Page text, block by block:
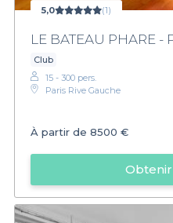
5,0 (1)
LE BATEAU PHARE
Club
15 - 300 pers.
Paris Rive Gauche
À partir de 8500 €